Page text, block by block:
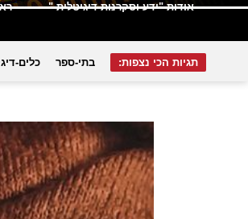
אודות "ידע וסקרנות דיגיטלית "
תגיות הכי נצפות: בתי-ספר כלים-